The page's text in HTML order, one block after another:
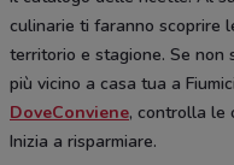
culinarie ti faranno scoprire
territorio e stagione. Se non
più vicino a casa tua a
DoveConviene, controlla le
Inizia a risparmiare.